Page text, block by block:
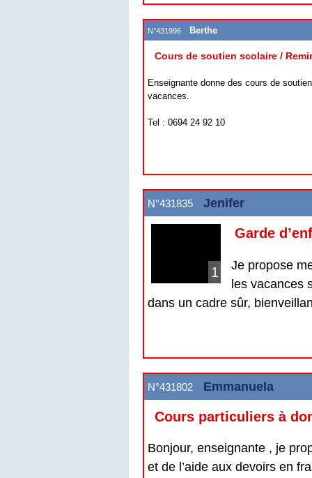
N°431996 Berthe
Cours de soutien scolaire /
Enseignante donne des cours de
vacances.
Tel : 0694 24 92 10
N°431835 Jenifer
1
Garde
Je propose
les vacances
dans un cadre sûr,
N°431802 Emmanuela
Cours particuliers à
Bonjour, enseignante , je
et de l’aide aux devoirs en